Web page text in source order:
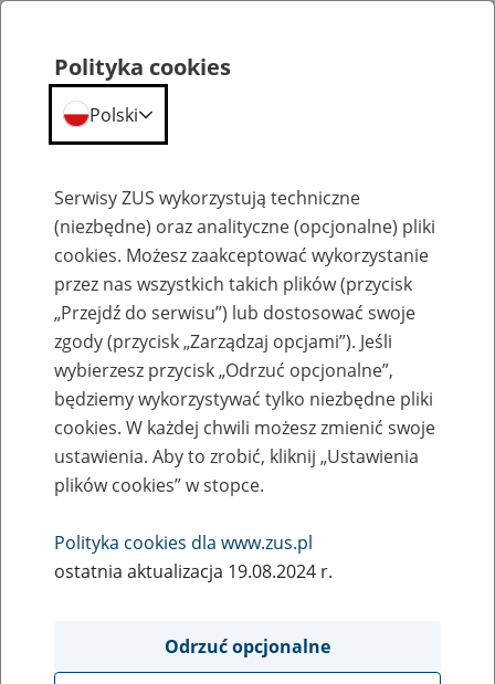
Szkolenia
Zaproś ZUS do siebie - zakładanie profili
eZUS w siedzibie Twojej firmy
Rodzaj wydarzenia
Szkolenia
Obszar merytoryczny
obsługa klientów
Polityka cookies
Polski
Serwisy ZUS wykorzystują techniczne
(niezbędne) oraz analityczne (opcjonalne) pliki
cookies. Możesz zaakceptować wykorzystanie
przez nas wszystkich takich plików (przycisk
„Przejdź do serwisu”) lub dostosować swoje
zgody (przycisk „Zarządzaj opcjami”). Jeśli
wybierzesz przycisk „Odrzuć opcjonalne”,
będziemy wykorzystywać tylko niezbędne pliki
cookies. W każdej chwili możesz zmienić swoje
ustawienia. Aby to zrobić, kliknij „Ustawienia
plików cookies” w stopce.
Polityka cookies dla www.zus.pl
ostatnia aktualizacja 19.08.2024 r.
Odrzuć opcjonalne